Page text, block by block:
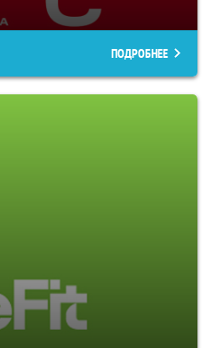
ПОДРОБНЕЕ